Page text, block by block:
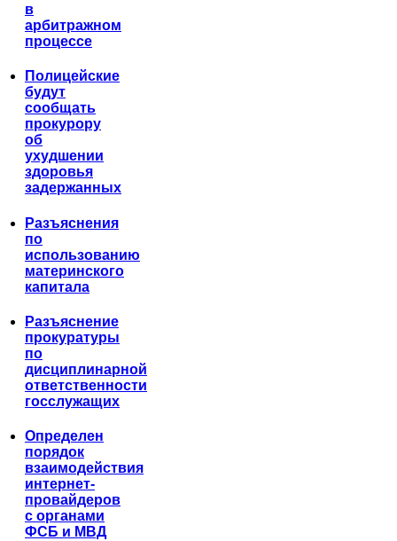
в
арбитражном
процессе
Полицейские
будут
сообщать
прокурору
об
ухудшении
здоровья
задержанных
Разъяснения
по
использованию
материнского
капитала
Разъяснение
прокуратуры
по
дисциплинарной
ответственности
госслужащих
Определен
порядок
взаимодействия
интернет-
провайдеров
с органами
ФСБ и МВД